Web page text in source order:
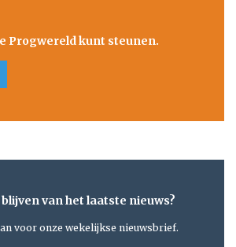
Progwereld kunt steunen.
van het laatste nieuws?
voor onze wekelijkse nieuwsbrief.